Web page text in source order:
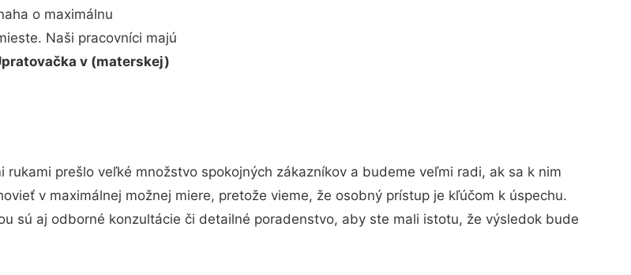
o maximálnu
Naši pracovníci majú
v (materskej)
rukami prešlo veľké množstvo spokojných zákazníkov a budeme veľmi radi, ak sa k nim
v maximálnej možnej miere, pretože vieme, že osobný prístup je kľúčom k úspechu.
sú aj odborné konzultácie či detailné poradenstvo, aby ste mali istotu, že výsledok bude